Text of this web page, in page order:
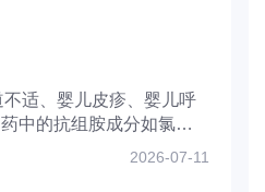
适、婴儿皮疹、婴儿呼
中的抗组胺成分如氯苯
2026-07-11